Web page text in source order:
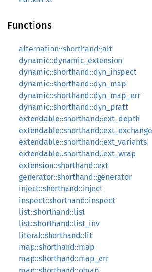
Functions
alternation::shorthand::alt
dynamic::dynamic_extension
dynamic::shorthand::dyn_inspect
dynamic::shorthand::dyn_map
dynamic::shorthand::dyn_map_err
dynamic::shorthand::dyn_pratt
extendable::shorthand::ext_depth
extendable::shorthand::ext_exchange
extendable::shorthand::ext_variants
extendable::shorthand::ext_wrap
extension::shorthand::ext
generator::shorthand::generator
inject::shorthand::inject
inspect::shorthand::inspect
list::shorthand::list
list::shorthand::list_inv
literal::shorthand::lit
map::shorthand::map
map::shorthand::map_err